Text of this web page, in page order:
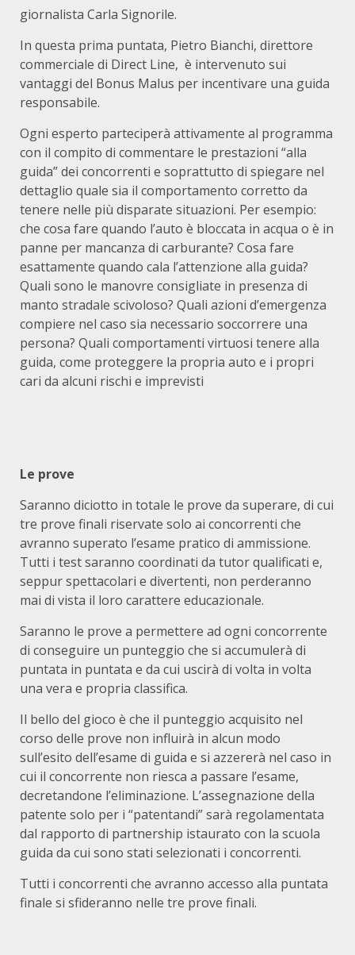
giornalista Carla Signorile.
In questa prima puntata, Pietro Bianchi, direttore
commerciale di Direct Line, è intervenuto sui
vantaggi del Bonus Malus per incentivare una guida
responsabile.
Ogni esperto parteciperà attivamente al programma
con il compito di commentare le prestazioni “alla
guida” dei concorrenti e soprattutto di spiegare nel
dettaglio quale sia il comportamento corretto da
tenere nelle più disparate situazioni. Per esempio:
che cosa fare quando l’auto è bloccata in acqua o è in
panne per mancanza di carburante? Cosa fare
esattamente quando cala l’attenzione alla guida?
Quali sono le manovre consigliate in presenza di
manto stradale scivoloso? Quali azioni d’emergenza
compiere nel caso sia necessario soccorrere una
persona? Quali comportamenti virtuosi tenere alla
guida, come proteggere la propria auto e i propri
cari da alcuni rischi e imprevisti
Le prove
Saranno diciotto in totale le prove da superare, di cui
tre prove finali riservate solo ai concorrenti che
avranno superato l’esame pratico di ammissione.
Tutti i test saranno coordinati da tutor qualificati e,
seppur spettacolari e divertenti, non perderanno
mai di vista il loro carattere educazionale.
Saranno le prove a permettere ad ogni concorrente
di conseguire un punteggio che si accumulerà di
puntata in puntata e da cui uscirà di volta in volta
una vera e propria classifica.
Il bello del gioco è che il punteggio acquisito nel
corso delle prove non influirà in alcun modo
sull’esito dell’esame di guida e si azzererà nel caso in
cui il concorrente non riesca a passare l’esame,
decretandone l’eliminazione. L’assegnazione della
patente solo per i “patentandi” sarà regolamentata
dal rapporto di partnership istaurato con la scuola
guida da cui sono stati selezionati i concorrenti.
Tutti i concorrenti che avranno accesso alla puntata
finale si sfideranno nelle tre prove finali.